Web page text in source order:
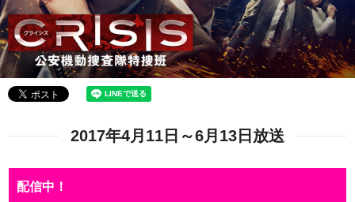
2017年4月11日～6月13日放送
配信中！